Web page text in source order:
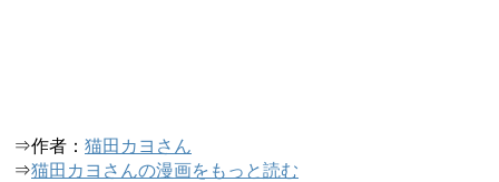
⇒作者： 猫田カヨさん
⇒猫田カヨさんの漫画をもっと読む